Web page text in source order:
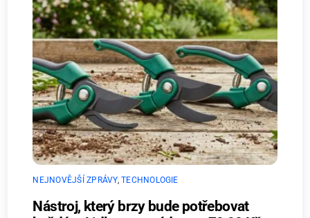
NEJNOVĚJŠÍ ZPRÁVY,TECHNOLOGIE
Nástroj, který brzy bude potřebovat